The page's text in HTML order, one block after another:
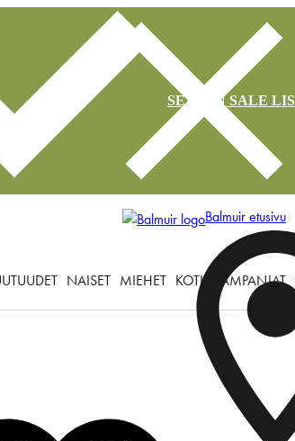
SEASON SALE
Balmuir etusivu
NAISET MIEHET KOTI KAMPANJAT